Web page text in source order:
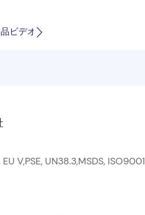
ビデオ
EU V,PSE, UN38.3,MSDS, ISO9001